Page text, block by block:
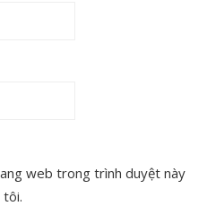
web trong trình duyệt này
tôi.